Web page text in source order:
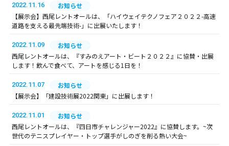
2022.11.16
お知らせ
【展示会】西尾レントオールは、「ハイウェイテクノフェア２０２２-高速
道路を支える最先端技術-」に出展いたします！
2022.11.09
お知らせ
西尾レントオールは、『すみのえアート・ビート２０２２』に協賛・出展
します！飲んで食べて、アートを感じる1日を！
2022.11.07
お知らせ
【展示会】「建設技術展2022関東」に出展します！
2022.11.01
お知らせ
西尾レントオールは、『四日市チャレンジャー2022』に協賛します。~次
世代のテニスプレイヤー・トップ選手がしのぎを削る熱い大会~